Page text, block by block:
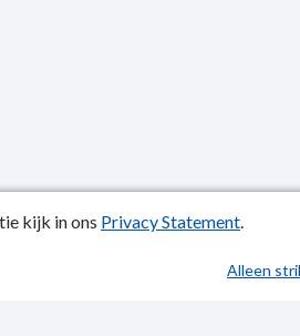
kijk in ons Privacy Statement.
Alleen